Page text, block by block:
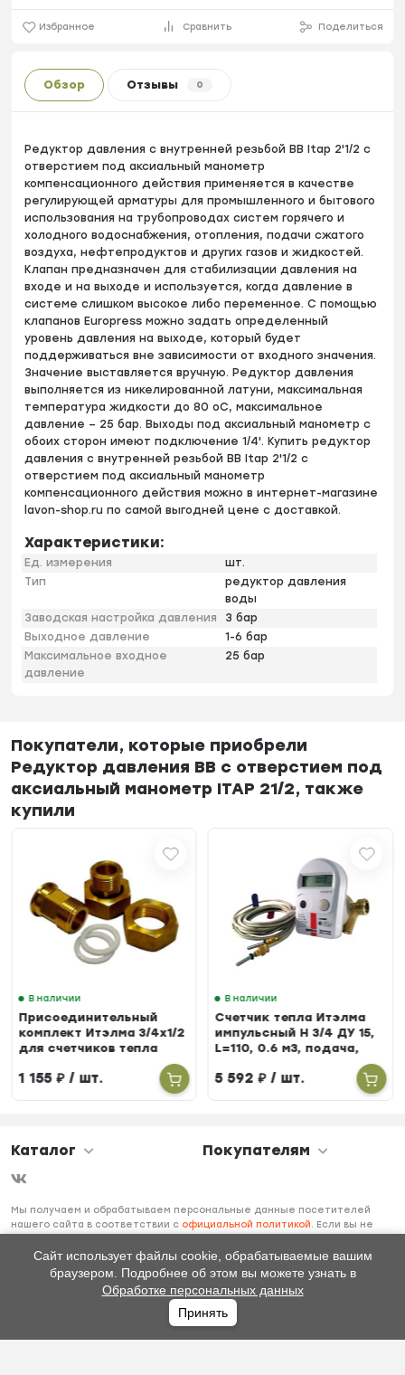
Избранное
Избранное Сравнить Поделиться
Обзор Отзывы 0
Редуктор давления с внутренней резьбой BB Itap 2'1/2 с
отверстием под аксиальный манометр
компенсационного действия применяется в качестве
регулирующей арматуры для промышленного и бытового
использования на трубопроводах систем горячего и
холодного водоснабжения, отопления, подачи сжатого
воздуха, нефтепродуктов и других газов и жидкостей.
Клапан предназначен для стабилизации давления на
входе и на выходе и используется, когда давление в
системе слишком высокое либо переменное. С помощью
клапанов Europress можно задать определенный
уровень давления на выходе, который будет
поддерживаться вне зависимости от входного значения.
Значение выставляется вручную. Редуктор давления
выполняется из никелированной латуни, максимальная
температура жидкости до 80 оС, максимальное
давление – 25 бар. Выходы под аксиальный манометр с
обоих сторон имеют подключение 1/4'. Купить редуктор
давления с внутренней резьбой BB Itap 2'1/2 с
отверстием под аксиальный манометр
компенсационного действия можно в интернет-магазине
lavon-shop.ru по самой выгодней цене с доставкой.
Характеристики:
Ед. измерения
шт.
Тип
редуктор давления
воды
Заводская настройка давления
3 бар
Выходное давление
1-6 бар
Максимальное входное
давление
25 бар
Покупатели, которые приобрели
Редуктор давления ВВ с отверстием под
аксиальный манометр ITAP 21/2, также
купили
В наличии
Присоединительный
комплект Итэлма 3/4х1/2
для счетчиков тепла
1 155₽/ шт.
В наличии
Счетчик тепла Итэлма
импульсный Н 3/4 ДУ 15,
L=110, 0.6 м3, подача,
5 592₽/ шт.
Каталог Покупателям
Мы получаем и обрабатываем персональные данные посетителей
нашего сайта в соответствии с официальной политикой. Если вы не
необходимо покинуть наш сайт.
Сайт использует файлы cookie, обрабатываемые вашим
браузером. Подробнее об этом вы можете узнать в
Обработке персональных данных
Принять